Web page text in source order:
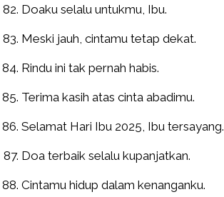
Doaku selalu untukmu, Ibu.
Meski jauh, cintamu tetap dekat.
Rindu ini tak pernah habis.
Terima kasih atas cinta abadimu.
Selamat Hari Ibu 2025, Ibu tersayang.
Doa terbaik selalu kupanjatkan.
Cintamu hidup dalam kenanganku.